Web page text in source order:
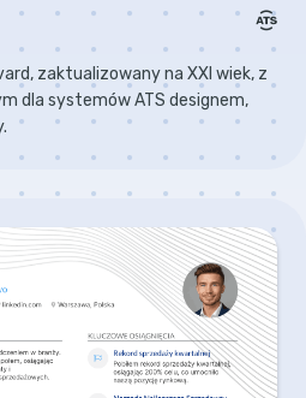
zaktualizowany na XXI wiek, z
dla systemów ATS designem,